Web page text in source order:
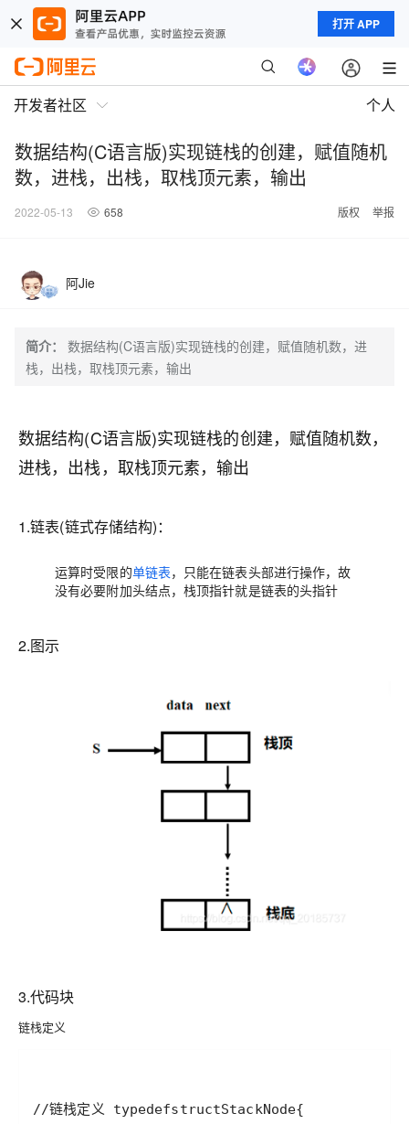
打开 APP
开发者社区 个人
数据结构(C语言版)实现链栈的创建，赋值随机
数，进栈，出栈，取栈顶元素，输出
2022-05-13 658 版权 举报
阿Jie
简介：
数据结构(C语言版)实现链栈的创建，赋值随机数，进
栈，出栈，取栈顶元素，输出
数据结构(C语言版)实现链栈的创建，赋值随机数，
进栈，出栈，取栈顶元素，输出
1.链表(链式存储结构)：
运算时受限的单链表，只能在链表头部进行操作，故
没有必要附加头结点，栈顶指针就是链表的头指针
2.图示
3.代码块
链栈定义
//链栈定义 typedefstructStackNode